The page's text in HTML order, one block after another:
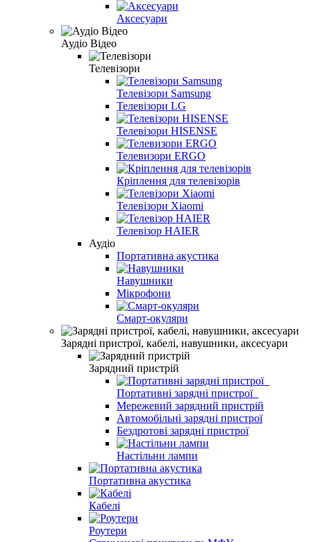
Аксесуари
Аудіо Відео
Телевізори
Телевізори Samsung
Телевізори LG
Телевізори HISENSE
Телевизори ERGO
Кріплення для телевізорів
Телевізори Xiaomi
Телевізор HAIER
Аудіо
Портативна акустика
Навушники
Мікрофони
Смарт-окуляри
Зарядні пристрої, кабелі, навушники, аксесуари
Зарядний пристрій
Портативні зарядні пристрої_
Мережевий зарядний пристрій
Автомобільні зарядні пристрої
Бездротові зарядні пристрої
Настільни лампи
Портативна акустика
Кабелі
Роутери